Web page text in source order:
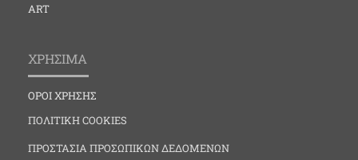
ART
ΧΡΗΣΙΜΑ
ΟΡΟΙ ΧΡΗΣΗΣ
ΠΟΛΙΤΙΚΗ COOKIES
ΠΡΟΣΤΑΣΙΑ ΠΡΟΣΩΠΙΚΩΝ ΔΕΔΟΜΕΝΩΝ